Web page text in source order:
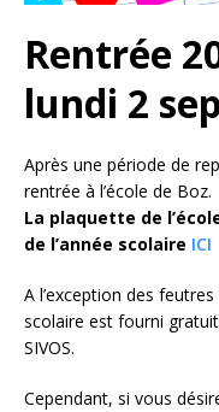
Rentrée
lundi 2
Après une période de
rentrée à l’école de Boz.
La plaquette de
de l’année scolaire ICI
A l’exception des
scolaire est fourni
SIVOS.
Cependant, si vous